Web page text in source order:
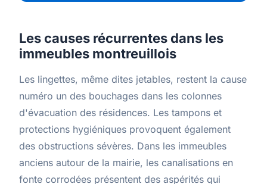
Les causes récurrentes dans les
immeubles montreuillois
Les lingettes, même dites jetables, restent la cause
numéro un des bouchages dans les colonnes
d'évacuation des résidences. Les tampons et
protections hygiéniques provoquent également
des obstructions sévères. Dans les immeubles
anciens autour de la mairie, les canalisations en
fonte corrodées présentent des aspérités qui